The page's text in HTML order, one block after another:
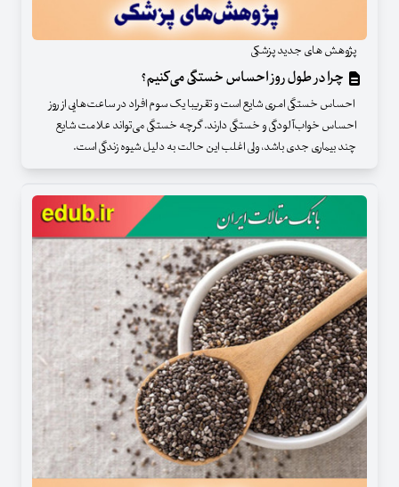
پژوهش های جدید پزشکی
چرا در طول روز احساس خستگی می‌کنیم؟
احساس خستگی امری شایع است و تقریبا یک سوم افراد در ساعت‌هایی از روز
احساس خواب‌آلودگی و خستگی دارند. گرچه خستگی می‌تواند علامت شایع
چند بیماری جدی باشد، ولی اغلب این حالت به دلیل شیوه زندگی است.